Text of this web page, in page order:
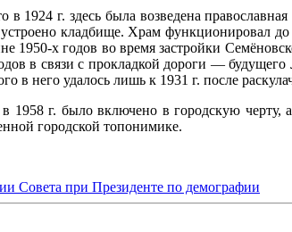
1924 г. здесь была возведена
кладбище. Храм функционировал до
1950-х годов во время застройки
в связи с прокладкой дороги —
в него удалось лишь к 1931 г. после
г. было включено в городскую черту,
городской топонимике.
Совета при Президенте по демографии